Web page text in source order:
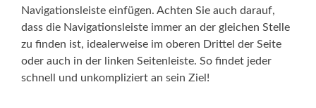
Navigationsleiste einfügen. Achten Sie auch darauf,
dass die Navigationsleiste immer an der gleichen Stelle
zu finden ist, idealerweise im oberen Drittel der Seite
oder auch in der linken Seitenleiste. So findet jeder
schnell und unkompliziert an sein Ziel!